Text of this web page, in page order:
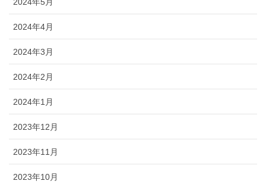
2024年5月
2024年4月
2024年3月
2024年2月
2024年1月
2023年12月
2023年11月
2023年10月